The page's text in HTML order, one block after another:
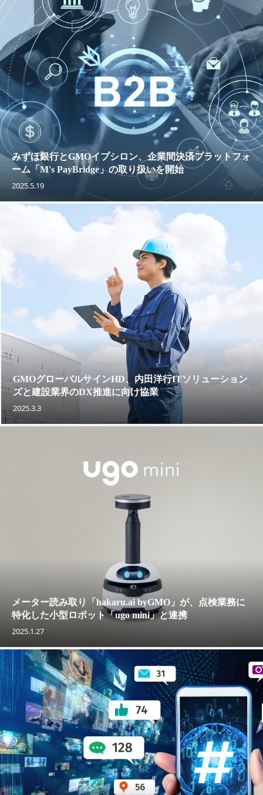
みずほ銀行とGMOイプシロン、企業間決済プラットフォ
ーム「M's PayBridge」の取り扱いを開始
2025.5.19
GMOグローバルサインHD、内田洋行ITソリューション
ズと建設業界のDX推進に向け協業
2025.3.3
メーター読み取り「hakaru.ai byGMO」が、点検業務に
特化した小型ロボット「ugo mini」と連携
2025.1.27